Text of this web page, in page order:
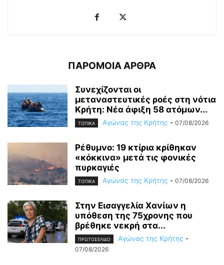
ΠΑΡΟΜΟΙΑ ΑΡΘΡΑ
Συνεχίζονται οι
μεταναστευτικές ροές στη νότια
Κρήτη: Νέα άφιξη 58 ατόμων...
ΤΟΠΙΚΑ Αγώνας της Κρήτης - 07/08/2026
Ρέθυμνο: 19 κτίρια κρίθηκαν
«κόκκινα» μετά τις φονικές
πυρκαγιές
ΤΟΠΙΚΑ Αγώνας της Κρήτης - 07/08/2026
Στην Εισαγγελία Χανίων η
υπόθεση της 75χρονης που
βρέθηκε νεκρή στα...
ΠΡΩΤΟΣΕΛΙΔΟ Αγώνας της Κρήτης -
07/08/2026